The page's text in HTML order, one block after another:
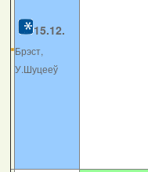
15.12.
Брэст,
У.Шуцееў